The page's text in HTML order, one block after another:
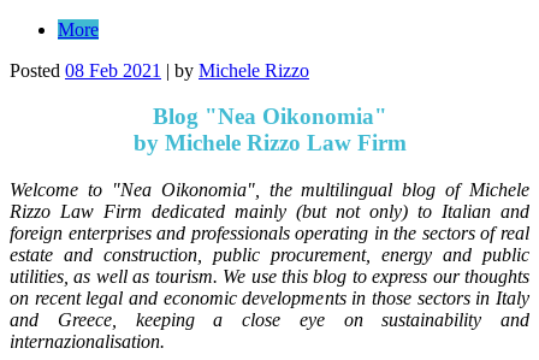
More
Posted 08 Feb 2021 | by Michele Rizzo
Blog "Nea Oikonomia"
by Michele Rizzo Law Firm
Welcome to "Nea Oikonomia", the multilingual blog of Michele
Rizzo Law Firm dedicated mainly (but not only) to Italian and
foreign enterprises and professionals operating in the sectors of real
estate and construction, public procurement, energy and public
utilities, as well as tourism. We use this blog to express our thoughts
on recent legal and economic developments in those sectors in Italy
and Greece, keeping a close eye on sustainability and
internazionalisation.